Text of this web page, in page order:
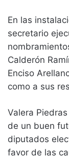
En las
secretario
Calderón
Enciso
como a sus
Valera
de un buen
diputados
favor de las